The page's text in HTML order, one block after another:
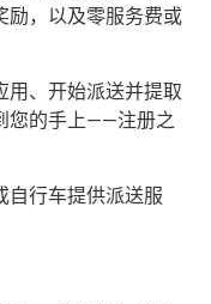
励，以及零服务费或
用、开始派送并提取
您的手上——注册之
自行车提供派送服